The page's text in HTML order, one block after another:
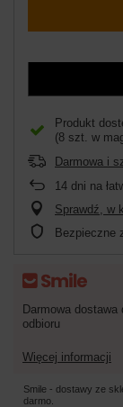
Produkt
(8 szt. w
Darmowa i
14 dni na
Sprawdź, w
Bezpieczne
Darmowa
odbioru
Więcej informacji
Smile - dostawy ze
darmo.